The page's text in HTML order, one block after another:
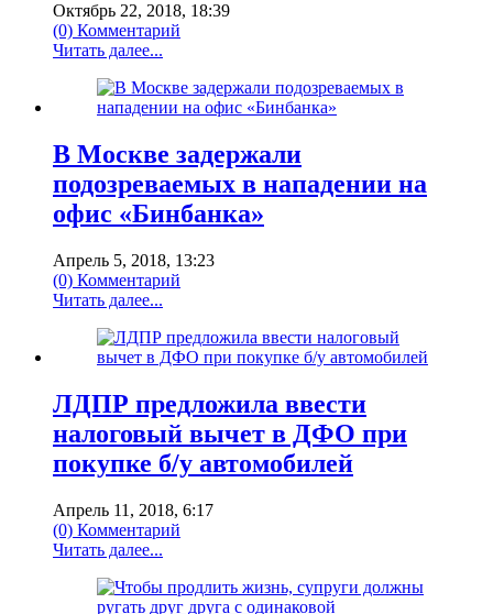
Октябрь 22, 2018, 18:39
(0) Комментарий
Читать далее...
В Москве задержали
подозреваемых в нападении на
офис «Бинбанка»
Апрель 5, 2018, 13:23
(0) Комментарий
Читать далее...
ЛДПР предложила ввести
налоговый вычет в ДФО при
покупке б/у автомобилей
Апрель 11, 2018, 6:17
(0) Комментарий
Читать далее...